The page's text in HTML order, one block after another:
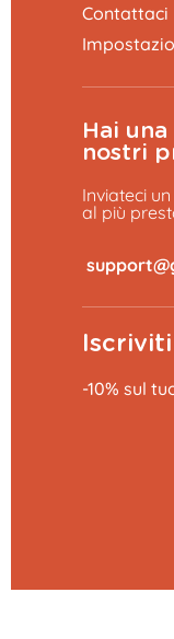
Contattaci
Hai
nostri
Inviateci
al più
-10% sul